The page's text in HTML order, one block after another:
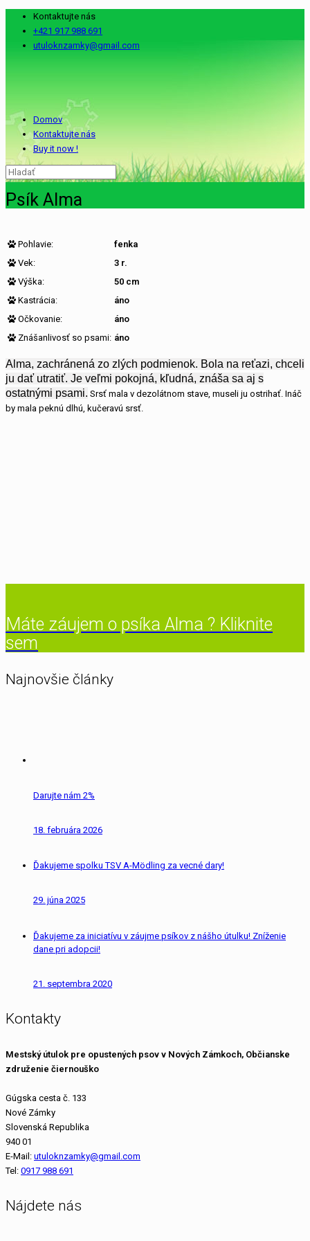
Kontaktujte nás
+421 917 988 691
utuloknzamky@gmail.com
Domov
Kontaktujte nás
Buy it now !
Psík Alma
Pohlavie:
fenka
Vek:
3 r.
Výška:
50 cm
Kastrácia:
áno
Očkovanie:
áno
Znášanlivosť so psami: áno
Alma, zachránená zo zlých podmienok. Bola na reťazi, chceli
ju dať utratiť. Je veľmi pokojná, kľudná, znáša sa aj s
ostatnými psami. Srsť mala v dezolátnom stave, museli ju ostrihať. Ináč
by mala peknú dlhú, kučeravú srsť.
Máte záujem o psíka Alma ? Kliknite
sem
Najnovšie články
Darujte nám 2%
18. februára 2026
Ďakujeme spolku TSV A-Mödling za vecné dary!
29. júna 2025
Ďakujeme za iniciatívu v záujme psíkov z nášho útulku! Zníženie
dane pri adopcii!
21. septembra 2020
Kontakty
Mestský útulok pre opustených psov v Nových Zámkoch, Občianske
združenie čiernouško
Gúgska cesta č. 133
Nové Zámky
Slovenská Republika
940 01
E-Mail: utuloknzamky@gmail.com
Tel: 0917 988 691
Nájdete nás